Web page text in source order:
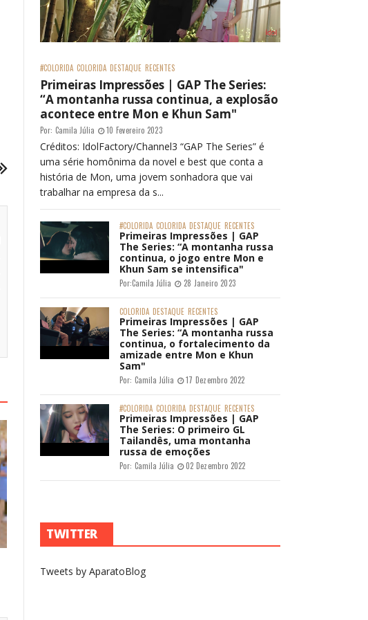
#COLORIDA COLORIDA DESTAQUE RECENTES
Primeiras Impressões | GAP The Series:
“A montanha russa continua, a explosão
acontece entre Mon e Khun Sam"
Por: Camila Júlia 10 Fevereiro 2023
Créditos: IdolFactory/Channel3 “GAP The Series” é
uma série homônima da novel e best que conta a
história de Mon, uma jovem sonhadora que vai
trabalhar na empresa da s...
#COLORIDA COLORIDA DESTAQUE RECENTES
Primeiras Impressões | GAP
The Series: “A montanha russa
continua, o jogo entre Mon e
Khun Sam se intensifica"
Por:Camila Júlia 28 Janeiro 2023
COLORIDA DESTAQUE RECENTES
Primeiras Impressões | GAP
The Series: “A montanha russa
continua, o fortalecimento da
amizade entre Mon e Khun
Sam"
Por: Camila Júlia 17 Dezembro 2022
#COLORIDA COLORIDA DESTAQUE RECENTES
Primeiras Impressões | GAP
The Series: O primeiro GL
Tailandês, uma montanha
russa de emoções
Por: Camila Júlia 02 Dezembro 2022
TWITTER
Tweets by AparatoBlog